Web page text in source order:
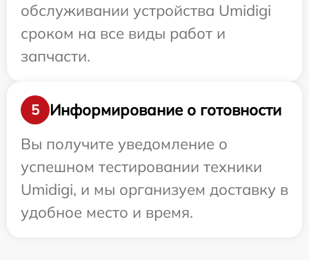
обслуживании устройства Umidigi
сроком на все виды работ и
запчасти.
5
Информирование о готовности
Вы получите уведомление о
успешном тестировании техники
Umidigi, и мы организуем доставку в
удобное место и время.